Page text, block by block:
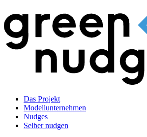
Das Projekt
Modellunternehmen
Nudges
Selber nudgen